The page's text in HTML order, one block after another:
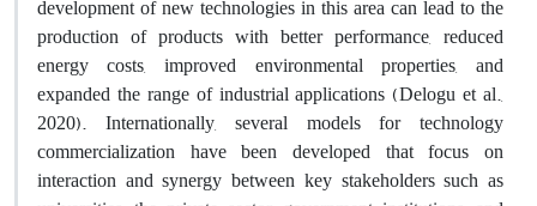
development of new technologies in this area can lead to the
production of products with better performance, reduced
energy costs, improved environmental properties, and
expanded the range of industrial applications (Delogu et al.,
2020). Internationally, several models for technology
commercialization have been developed that focus on
interaction and synergy between key stakeholders such as